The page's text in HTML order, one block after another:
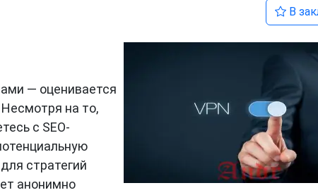
В
— оценивается
на то,
с SEO-
стратегий
анонимно